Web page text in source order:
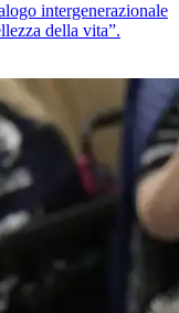
intergenerazionale
della vita”.